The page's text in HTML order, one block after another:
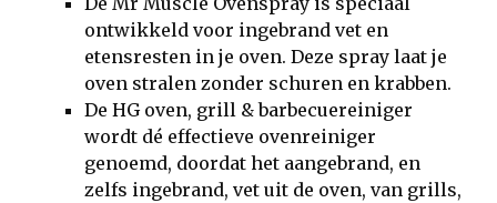
ontwikkeld voor ingebrand vet en
etensresten in je oven. Deze spray laat je
oven stralen zonder schuren en krabben.
De HG oven, grill & barbecuereiniger
wordt dé effectieve ovenreiniger
genoemd, doordat het aangebrand, en
zelfs ingebrand, vet uit de oven, van grills,